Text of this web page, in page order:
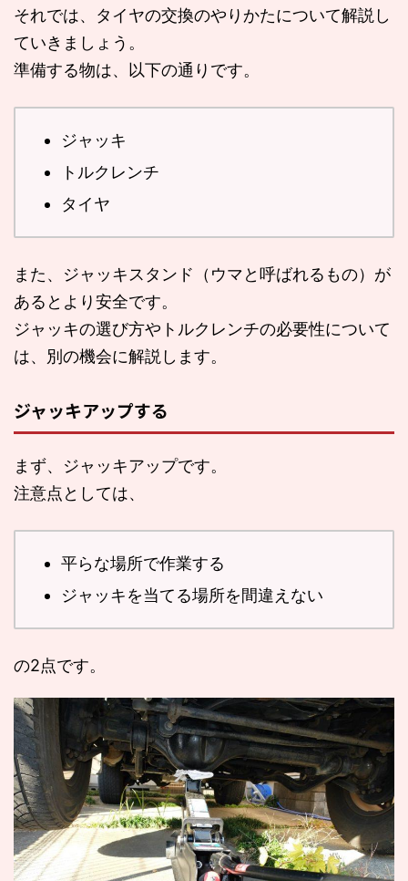
それでは、タイヤの交換のやりかたについて解説し
ていきましょう。
準備する物は、以下の通りです。
ジャッキ
トルクレンチ
タイヤ
また、ジャッキスタンド（ウマと呼ばれるもの）が
あるとより安全です。
ジャッキの選び方やトルクレンチの必要性について
は、別の機会に解説します。
ジャッキアップする
まず、ジャッキアップです。
注意点としては、
平らな場所で作業する
ジャッキを当てる場所を間違えない
の2点です。